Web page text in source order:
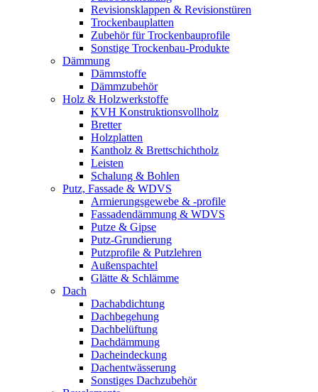
Revisionsklappen & Revisionstüren
Trockenbauplatten
Zubehör für Trockenbauprofile
Sonstige Trockenbau-Produkte
Dämmung
Dämmstoffe
Dämmzubehör
Holz & Holzwerkstoffe
KVH Konstruktionsvollholz
Bretter
Holzplatten
Kantholz & Brettschichtholz
Leisten
Schalung & Bohlen
Putz, Fassade & WDVS
Armierungsgewebe & -profile
Fassadendämmung & WDVS
Putze & Gipse
Putz-Grundierung
Putzprofile & Putzlehren
Außenspachtel
Glätte & Schlämme
Dach
Dachabdichtung
Dachbegehung
Dachbelüftung
Dachdämmung
Dacheindeckung
Dachentwässerung
Sonstiges Dachzubehör